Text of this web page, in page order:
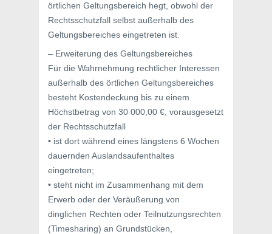
örtlichen Geltungsbereich hegt, obwohl der
Rechtsschutzfall selbst außerhalb des
Geltungsbereiches eingetreten ist.
– Erweiterung des Geltungsbereiches
Für die Wahrnehmung rechtlicher Interessen
außerhalb des örtlichen Geltungsbereiches
besteht Kostendeckung bis zu einem
Höchstbetrag von 30 000,00 €, vorausgesetzt
der Rechtsschutzfall
• ist dort während eines längstens 6 Wochen
dauernden Auslandsaufenthaltes
eingetreten;
• steht nicht im Zusammenhang mit dem
Erwerb oder der Veräußerung von
dinglichen Rechten oder Teilnutzungsrechten
(Timesharing) an Grundstücken,